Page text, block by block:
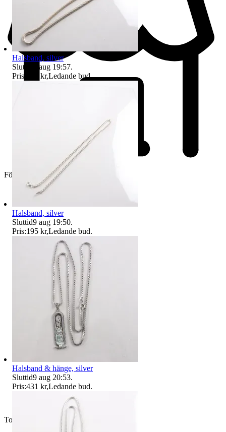
Företag
Toppsäljare
Halsband, silver
Sluttid
9 aug 19:57.
Pris:
150 kr,Ledande bud.
Halsband, silver
Sluttid9 aug 19:50.
Pris:195 kr,Ledande bud.
Halsband & hänge, silver
Sluttid9 aug 20:53.
Pris:431 kr,Ledande bud.